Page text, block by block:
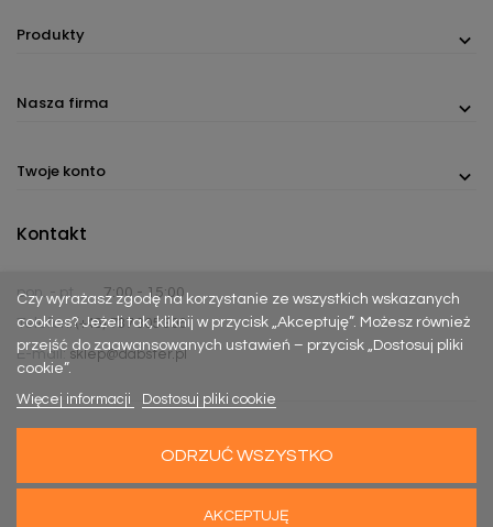
Produkty
Nasza firma
Twoje konto
Czy wyrażasz zgodę na korzystanie ze wszystkich wskazanych
cookies? Jeżeli tak, kliknij w przycisk „Akceptuję”. Możesz również
przejść do zaawansowanych ustawień – przycisk „Dostosuj pliki
cookie”.
Więcej informacji
Dostosuj pliki cookie
ODRZUĆ WSZYSTKO
AKCEPTUJĘ
Kontakt
pon. - pt.
7:00 - 15:00
Telefon:(+48) 737 305 306
E-mail: sklep@dabster.pl